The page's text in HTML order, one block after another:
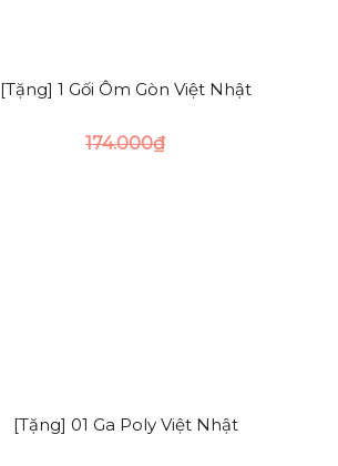
[Tặng] 1 Gối Ôm Gòn Việt Nhật
174.000₫
[Tặng] 01 Ga Poly Việt Nhật